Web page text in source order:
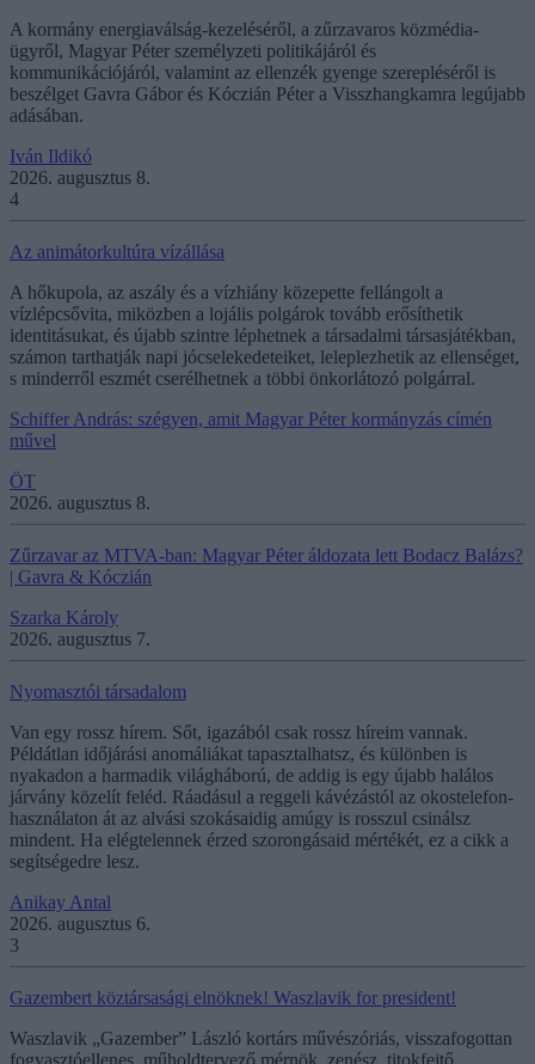
A kormány energiaválság-kezeléséről, a zűrzavaros közmédia-
ügyről, Magyar Péter személyzeti politikájáról és
kommunikációjáról, valamint az ellenzék gyenge szerepléséről is
beszélget Gavra Gábor és Kóczián Péter a Visszhangkamra legújabb
adásában.
Iván Ildikó
2026. augusztus 8.
4
Az animátorkultúra vízállása
A hőkupola, az aszály és a vízhiány közepette fellángolt a
vízlépcsővita, miközben a lojális polgárok tovább erősíthetik
identitásukat, és újabb szintre léphetnek a társadalmi társasjátékban,
számon tarthatják napi jócselekedeteiket, leleplezhetik az ellenséget,
s minderről eszmét cserélhetnek a többi önkorlátozó polgárral.
Schiffer András: szégyen, amit Magyar Péter kormányzás címén
művel
ÖT
2026. augusztus 8.
Zűrzavar az MTVA-ban: Magyar Péter áldozata lett Bodacz Balázs?
| Gavra & Kóczián
Szarka Károly
2026. augusztus 7.
Nyomasztói társadalom
Van egy rossz hírem. Sőt, igazából csak rossz híreim vannak.
Példátlan időjárási anomáliákat tapasztalhatsz, és különben is
nyakadon a harmadik világháború, de addig is egy újabb halálos
járvány közelít feléd. Ráadásul a reggeli kávézástól az okostelefon-
használaton át az alvási szokásaidig amúgy is rosszul csinálsz
mindent. Ha elégtelennek érzed szorongásaid mértékét, ez a cikk a
segítségedre lesz.
Anikay Antal
2026. augusztus 6.
3
Gazembert köztársasági elnöknek! Waszlavik for president!
Waszlavik „Gazember” László kortárs művészóriás, visszafogottan
fogyasztóellenes, műholdtervező mérnök, zenész, titokfejtő